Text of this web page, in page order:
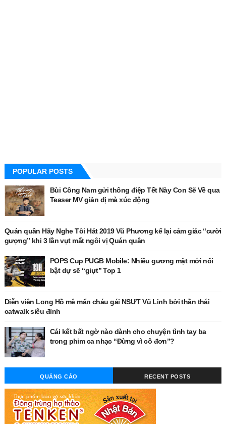
POPULAR POSTS
Bùi Công Nam gửi thông điệp Tết Này Con Sẽ Về qua
Teaser MV giản dị mà xúc động
Quán quân Hãy Nghe Tôi Hát 2019 Vũ Phương kể lại cảm giác “cười
gượng” khi 3 lần vụt mất ngôi vị Quán quân
POPS Cup PUGB Mobile: Nhiều gương mặt mới nổi
bật dự sẽ “giựt” Top 1
Diễn viên Long Hồ mê mẩn cháu gái NSƯT Vũ Linh bởi thần thái
catwalk siêu đỉnh
Cái kết bất ngờ nào dành cho chuyện tình tay ba
trong phim ca nhạc “Đừng vì cô đơn”?
QUẢNG CÁO RECENT POSTS